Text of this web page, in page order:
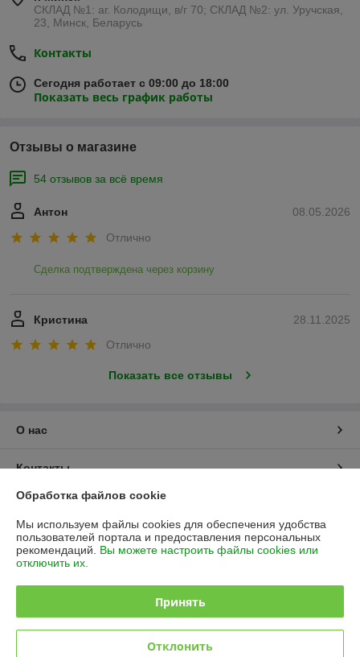
СКЛАД №1: аг. Колодищи, в/г 70; СКЛАД №2: ул. Уручская,
23, Минск, Беларусь
Контакты
Сегодня работает с 09:00 до 18:00
Показать весь график работы
Отзывы о магазине
54 отзывов за всё время
08.05.2026
Антон
Отлично
Сделка подтверждена через корзину
28.11.2025
Кристина
Отлично
Показать все отзывы
О нас
Контакты
Доставка и оплата
График работы
Политика обработки cookies
Обработка файлов cookie
Мы используем файлы cookies для обеспечения удобства
пользователей портала и предоставления персональных
рекомендаций. Вы можете настроить файлы cookies или
отключить их.
Принять
Отклонить